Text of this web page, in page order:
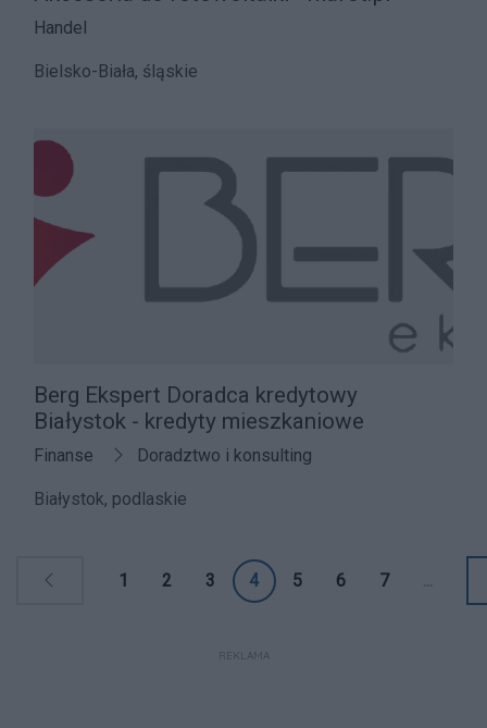
Handel
Bielsko-Biała, śląskie
Berg Ekspert Doradca kredytowy
Białystok - kredyty mieszkaniowe
Finanse Doradztwo i konsulting
Białystok, podlaskie
1 2 3 4 5 6 7
REKLAMA